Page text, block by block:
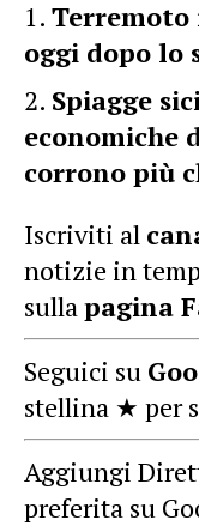
Terremoto
oggi dopo lo
Spiagge
economiche
corrono più
Iscriviti al
notizie in
sullapagina
Seguici su
stellina ★ per
Aggiungi
preferita su